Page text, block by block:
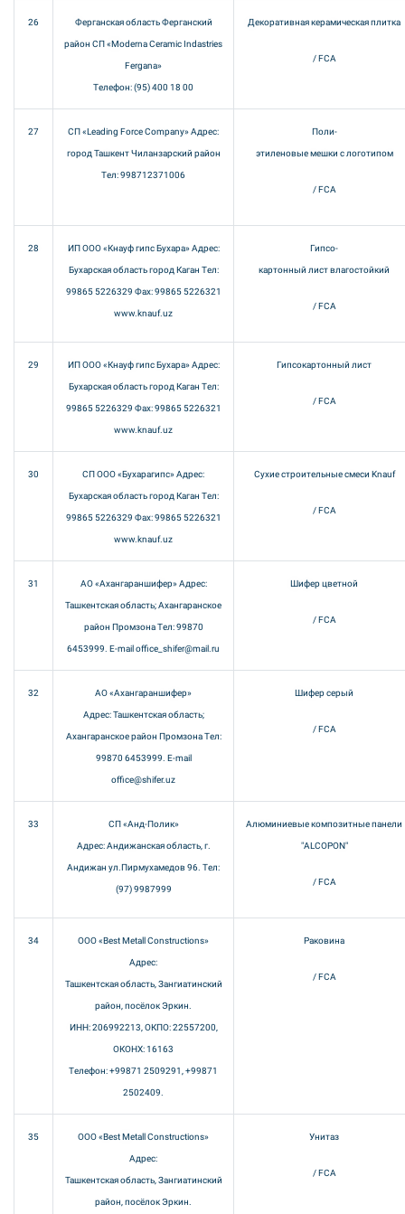
26 Ферганская область Ферганский
район СП «Mоderna Ceramic Indastries
Fergana»
Телефон: (95) 400 18 00
Декоративная керамическая плитка
/ FCA
27 СП «Leading Force Company» Адрес:
город Ташкент Чиланзарский район
Тел: 998712371006
Поли-
этиленовые мешки с логотипом
/ FCA
28 ИП ООО «Кнауф гипс Бухара» Адрес:
Бухарская область город Каган Тел:
99865 5226329 Фах: 99865 5226321
www.knauf.uz
Гипсо-
картонный лист влагостойкий
/ FCA
29 ИП ООО «Кнауф гипс Бухара» Адрес:
Бухарская область город Каган Тел:
99865 5226329 Фах: 99865 5226321
www.knauf.uz
Гипсокартонный лист
/ FCA
30 СП ООО «Бухарагипс» Адрес:
Бухарская область город Каган Тел:
99865 5226329 Фах: 99865 5226321
www.knauf.uz
Сухие строительные смеси Knauf
/ FCA
31 АО «Ахангараншифер» Адрес:
Ташкентская область; Ахангаранское
район Промзона Тел: 99870
6453999. E-mail office_shifer@mail.ru
Шифер цветной
/ FCA
32 АО «Ахангараншифер»
Адрес: Ташкентская область;
Ахангаранское район Промзона Тел:
99870 6453999. E-mail
office@shifer.uz
Шифер серый
/ FCA
33 СП «Анд-Полик»
Адрес: Андижанская область, г.
Андижан ул.Пирмухамедов 96. Тел:
(97) 9987999
Алюминиевые композитные панели
"ALCOPON"
/ FCA
34 ООО «Best Metall Constructions»
Адрес:
Ташкентская область, Зангиатинский
район, посёлок Эркин.
ИНН: 206992213, ОКПО: 22557200,
ОКОНХ: 16163
Телефон: +99871 2509291, +99871
2502409.
Раковина
/ FCA
35 ООО «Best Metall Constructions»
Адрес:
Ташкентская область, Зангиатинский
район, посёлок Эркин.
Унитаз
/ FCA